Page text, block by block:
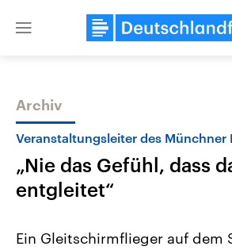
Close
Themen
Archiv
Veranstaltungsleiter des Münchner
„Nie das Gefühl, dass
entgleitet“
Ein Gleitschirmflieger auf dem